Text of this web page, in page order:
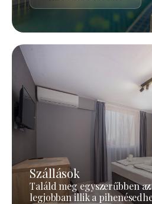
Szállások
Találd meg egyszerűbben
legjobban illik a